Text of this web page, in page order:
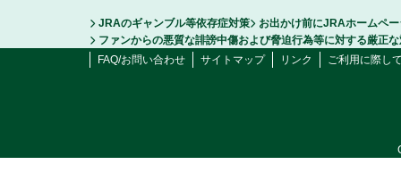
JRAのギャンブル等依存症対策
お出かけ前にJRAホームペ
ファンからの悪質な誹謗中傷および脅迫行為等に対する厳正
FAQ/お問い合わせ
サイトマップ リンク ご利用に際し